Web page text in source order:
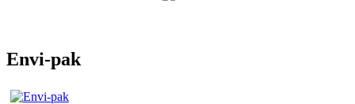
Envi-pak